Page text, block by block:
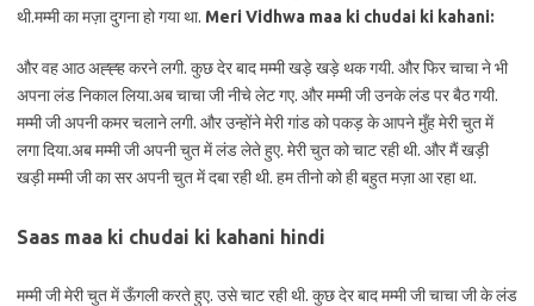
थी.मम्मी का मज़ा दुगना हो गया था. MeriVidhwa maa ki chudai ki kahani:
और वह आठ अह्ह्ह करने लगी. कुछ देर बाद मम्मी खड़े खड़े थक गयी. और फिर चाचा ने भी
अपना लंड निकाल लिया.अब चाचा जी नीचे लेट गए. और मम्मी जी उनके लंड पर बैठ गयी.
मम्मी जी अपनी कमर चलाने लगी. और उन्होंने मेरी गांड को पकड़ के आपने मुँह मेरी चुत में
लगा दिया.अब मम्मी जी अपनी चुत में लंड लेते हुए. मेरी चुत को चाट रही थी. और मैं खड़ी
खड़ी मम्मी जी का सर अपनी चुत में दबा रही थी. हम तीनो को ही बहुत मज़ा आ रहा था.
Saas maa ki chudai ki kahani hindi
मम्मी जी मेरी चुत में ऊँगली करते हुए. उसे चाट रही थी. कुछ देर बाद मम्मी जी चाचा जी के लंड